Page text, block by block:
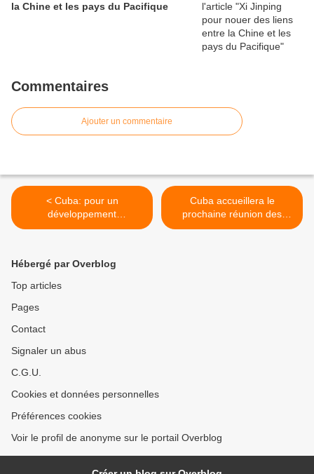
la Chine et les pays du Pacifique
Commentaires
Ajouter un commentaire
< Cuba: pour un
développement
économique soutenable
Cuba accueillera le
prochaine réunion des
ministres de la Culture de la
Hébergé par Overblog
Top articles
Pages
Contact
Signaler un abus
C.G.U.
Cookies et données personnelles
Préférences cookies
Voir le profil de anonyme sur le portail Overblog